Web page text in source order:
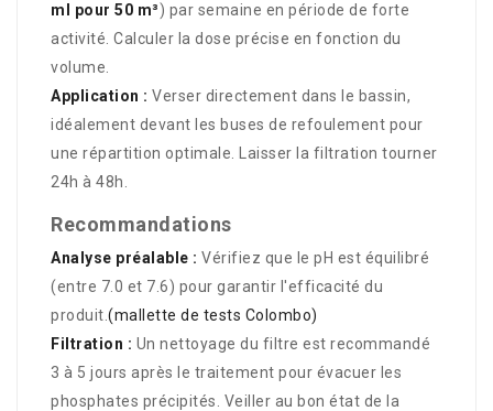
ml pour 50 m³) par semaine en période de forte
activité. Calculer la dose précise en fonction du
volume.
Application : Verser directement dans le bassin,
idéalement devant les buses de refoulement pour
une répartition optimale. Laisser la filtration tourner
24h à 48h.
Recommandations
Analyse préalable : Vérifiez que le pH est équilibré
(entre 7.0 et 7.6) pour garantir l'efficacité du
produit. (mallette de tests Colombo)
Filtration : Un nettoyage du filtre est recommandé
3 à 5 jours après le traitement pour évacuer les
phosphates précipités. Veiller au bon état de la